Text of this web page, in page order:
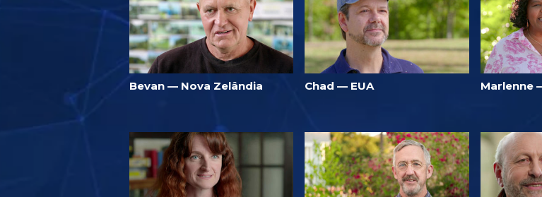
Bevan — Nova Zelândia Chad — EUA Marlenne